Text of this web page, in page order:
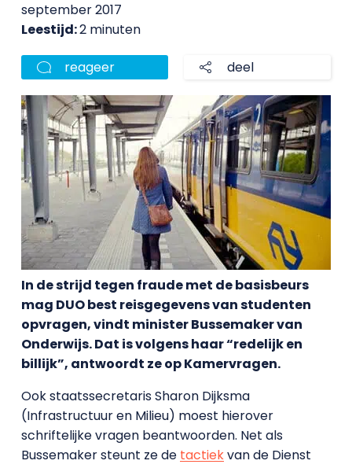
september 2017
Leestijd:2 minuten
reageer deel
In de strijd tegen fraude met de basisbeurs
mag DUO best reisgegevens van studenten
opvragen, vindt minister Bussemaker van
Onderwijs. Dat is volgens haar “redelijk en
billijk”, antwoordt ze op Kamervragen.
Ook staatssecretaris Sharon Dijksma
(Infrastructuur en Milieu) moest hierover
schriftelijke vragen beantwoorden. Net als
Bussemaker steunt ze de tactiekvan de Dienst